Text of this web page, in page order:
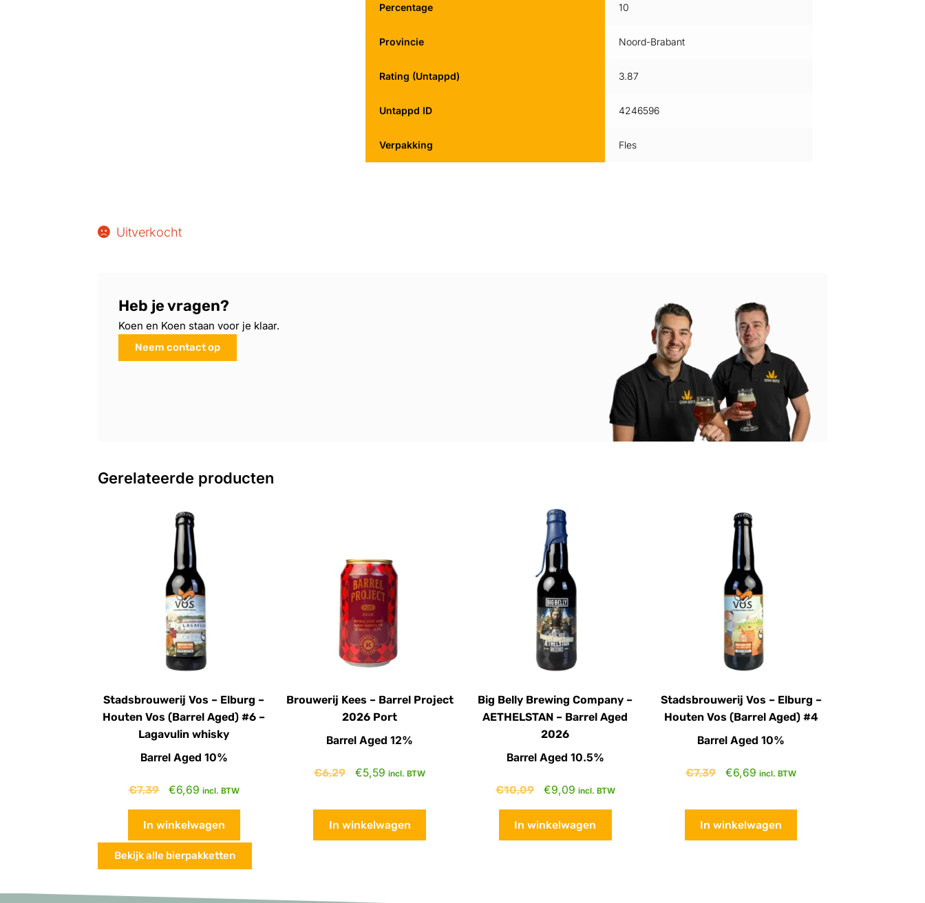
Percentage 10
Provincie Noord-Brabant
Rating (Untappd) 3.87
Untappd ID 4246596
Verpakking Fles
Uitverkocht
Heb je vragen?
Koen en Koen staan voor je klaar.
Neem contact op
Gerelateerde producten
Stadsbrouwerij Vos – Elburg –
Houten Vos (Barrel Aged) #6 –
Lagavulin whisky
Barrel Aged 10%
€7,39 €6,69 incl. BTW
In winkelwagen
Brouwerij Kees – Barrel Project
2026 Port
Barrel Aged 12%
€6,29 €5,59 incl. BTW
In winkelwagen
Big Belly Brewing Company –
AETHELSTAN – Barrel Aged
2026
Barrel Aged 10.5%
€10,09 €9,09 incl. BTW
In winkelwagen
Stadsbrouwerij Vos – Elburg –
Houten Vos (Barrel Aged) #4
Barrel Aged 10%
€7,39 €6,69 incl. BTW
In winkelwagen
Bekijk alle bierpakketten